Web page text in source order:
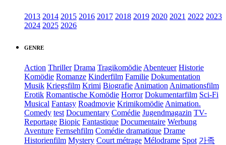
2013 2014 2015 2016 2017 2018 2019 2020 2021 2022 2023
2024 2025 2026
GENRE
Action Thriller Drama Tragikomödie Abenteuer Historie
Komödie Romanze Kinderfilm Familie Dokumentation
Musik Kriegsfilm Krimi Biografie Animation Animationsfilm
Erotik Romantische Komödie Horror Dokumentarfilm Sci-Fi
Musical Fantasy Roadmovie Krimikomödie Animation.
Comedy test Documentary Comédie Jugendmagazin TV-
Reportage Biopic Fantastique Documentaire Werbung
Aventure Fernsehfilm Comédie dramatique Drame
Historienfilm Mystery Court métrage Mélodrame Spot 가족